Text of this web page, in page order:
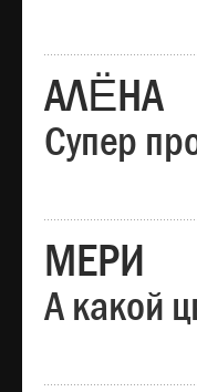
АЛЁНА
Супер
МЕРИ
А какой